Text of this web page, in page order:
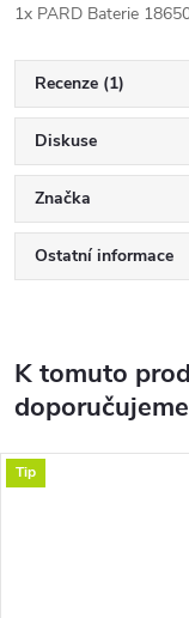
1x PARD Baterie
Recenze (1)
Diskuse
Značka
Ostatní informace
K tomuto
Tip